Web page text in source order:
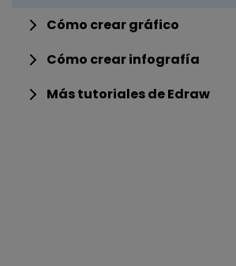
Cómo crear gráfico
Cómo crear infografía
Más tutoriales de Edraw